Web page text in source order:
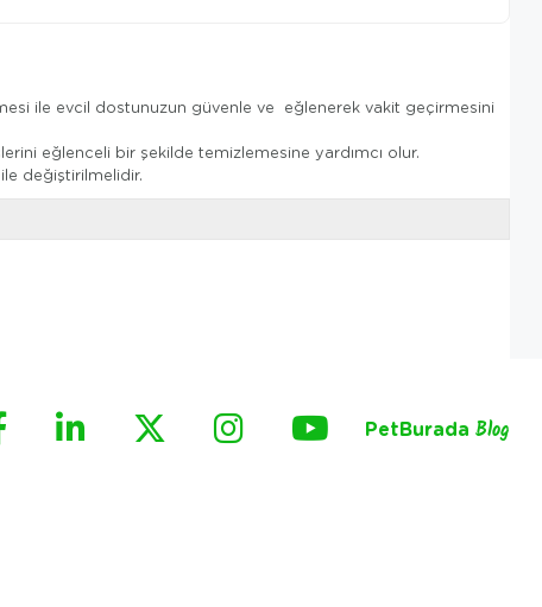
ile evcil dostunuzun güvenle ve eğlenerek vakit geçirmesini
eğlenceli bir şekilde temizlemesine yardımcı olur.
değiştirilmelidir.
PetBurada Blog